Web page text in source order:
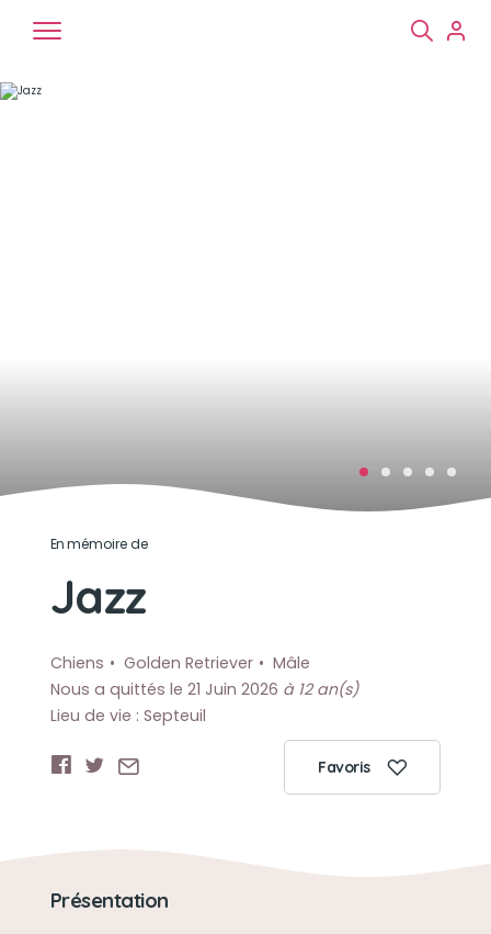
En mémoire de
Jazz
Chiens Golden Retriever
Mâle
Nous a quittés le 21 Juin 2026 à 12 an(s)
Lieu de vie : Septeuil
Favoris
Présentation